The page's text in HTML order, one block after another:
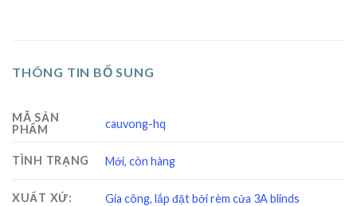
THÔNG TIN BỔ SUNG
MÃ SẢN
PHẨM
cauvong-hq
TÌNH TRẠNG Mới, còn hàng
XUẤT XỨ: Gia công, lắp đặt bởi rèm cửa 3A blinds